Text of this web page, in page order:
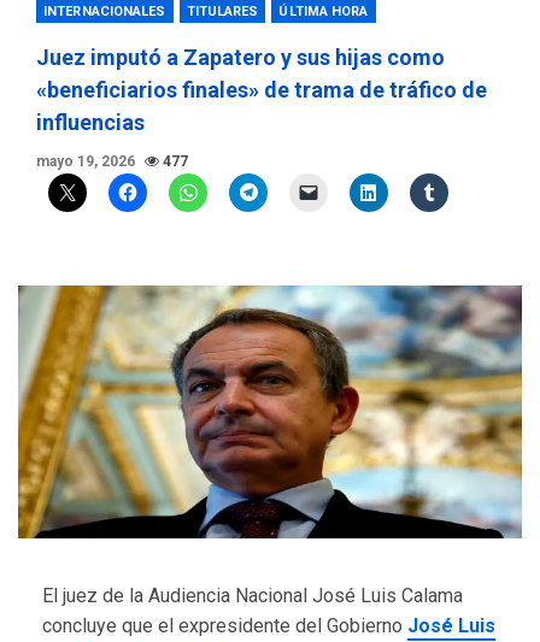
INTERNACIONALES TITULARES ÚLTIMA HORA
Juez imputó a Zapatero y sus hijas como
«beneficiarios finales» de trama de tráfico de
influencias
mayo 19, 2026 477
El juez de la Audiencia Nacional José Luis Calama
concluye que el expresidente del Gobierno José Luis